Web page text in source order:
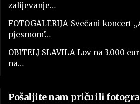
zalijevanje…
FOTOGALERIJA Svečani koncert
pjesmom”…
OBITELJ SLAVILA Lov na 3.000
na…
Pošaljite nam priču ili